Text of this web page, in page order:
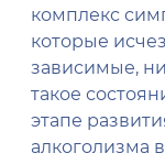
комплекс
которые
зависимые,
такое
этапе
алкоголизма